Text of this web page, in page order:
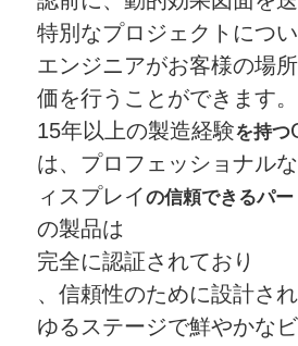
特別なプロジェクトにつ
エンジニアがお客様の場
価を行うことができます。
15年以上の製造経験を持つ
は、プロフェッショナルな
ィスプレイの信頼できるパー
の製品は
完全に認証されており
、信頼性のために設計さ
ゆるステージで鮮やかな